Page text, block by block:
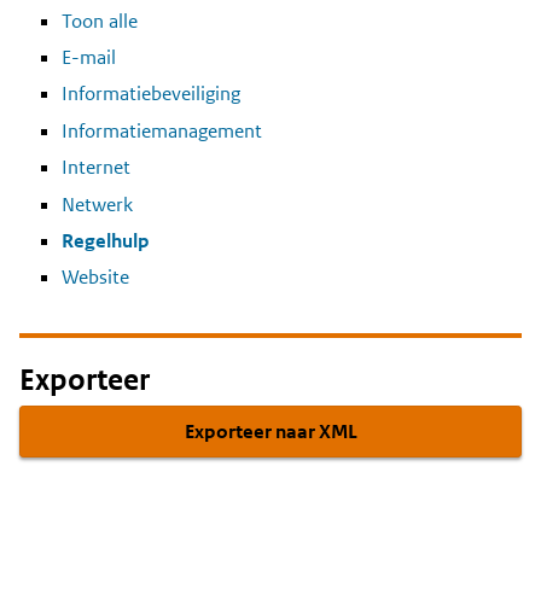
Toon alle
E-mail
Informatiebeveiliging
Informatiemanagement
Internet
Netwerk
Regelhulp
Website
Exporteer
Exporteer naar XML